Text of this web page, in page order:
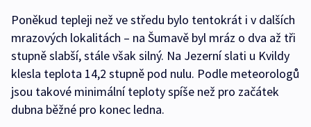
Poněkud tepleji než ve středu bylo tentokrát i v dalších
mrazových lokalitách – na Šumavě byl mráz o dva až tři
stupně slabší, stále však silný. Na Jezerní slati u Kvildy
klesla teplota 14,2 stupně pod nulu. Podle meteorologů
jsou takové minimální teploty spíše než pro začátek
dubna běžné pro konec ledna.